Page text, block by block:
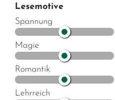
Lesemotive
Spannung
Magie
Romantik
Lehrreich